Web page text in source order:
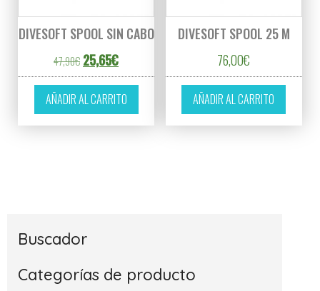
DIVESOFT SPOOL SIN CABO
47,90€ El precio original era: 47,90€.
25,65€El precio actual es: 25,65€.
AÑADIR AL CARRITO
DIVESOFT SPOOL 25 M
76,00€
AÑADIR AL CARRITO
Buscador
Categorías de producto